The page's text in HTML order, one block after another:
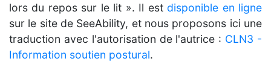
lors du repos sur le lit ». Il est disponible en ligne
sur le site de SeeAbility, et nous proposons ici une
traduction avec l'autorisation de l'autrice : CLN3 -
Information soutien postural.